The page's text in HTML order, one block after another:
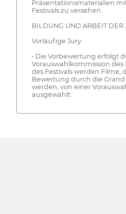
Präsentationsmaterialien
Festivals zu versehen.
BILDUNG UND ARBEIT DER
Vorläufige Jury:
• Die Vorbewertung erfolgt
Vorauswahlkommission des
des Festivals werden Filme,
Bewertung durch die
werden, von einer
ausgewählt.